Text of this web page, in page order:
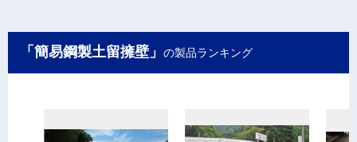
「簡易鋼製土留擁壁」 の製品ランキング